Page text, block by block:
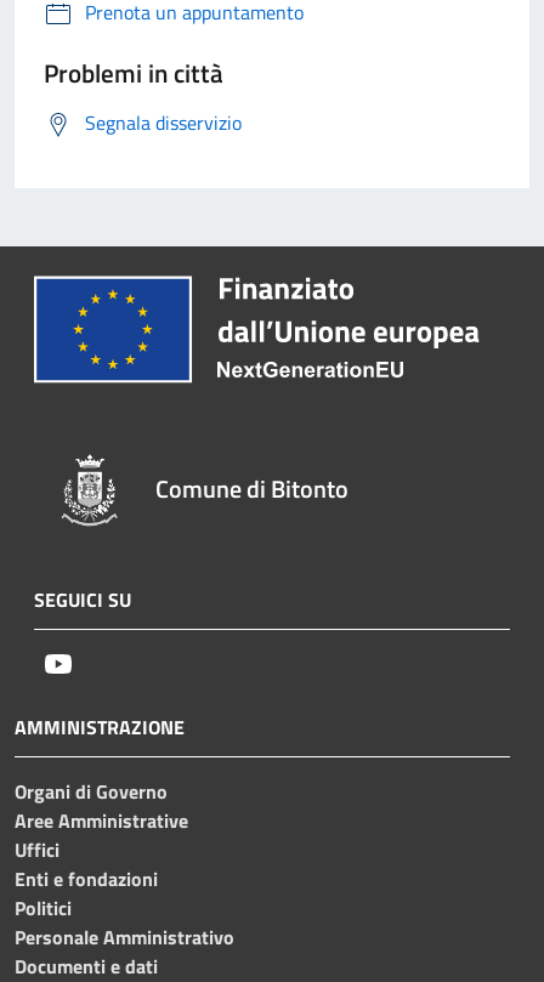
Prenota un appuntamento
Problemi in città
Segnala disservizio
Comune di Bitonto
SEGUICI SU
AMMINISTRAZIONE
Organi di Governo
Aree Amministrative
Uffici
Enti e fondazioni
Politici
Personale Amministrativo
Documenti e dati